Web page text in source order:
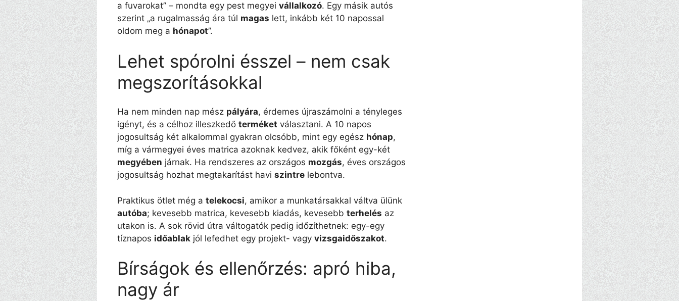
a fuvarokat” – mondta egy pest megyei vállalkozó. Egy másik autós
szerint „a rugalmasság ára túl magas lett, inkább két 10 napossal
oldom meg a hónapot”.
Lehet spórolni ésszel – nem csak
megszorításokkal
Ha nem minden nap mész pályára, érdemes újraszámolni a tényleges
igényt, és a célhoz illeszkedő terméket választani. A 10 napos
jogosultság két alkalommal gyakran olcsóbb, mint egy egész hónap,
míg a vármegyei éves matrica azoknak kedvez, akik főként egy-két
megyében járnak. Ha rendszeres az országos mozgás, éves országos
jogosultság hozhat megtakarítást havi szintre lebontva.
Praktikus ötlet még a telekocsi, amikor a munkatársakkal váltva ülünk
autóba; kevesebb matrica, kevesebb kiadás, kevesebb terhelés az
utakon is. A sok rövid útra váltogatók pedig időzíthetnek: egy-egy
tíznapos időablak jól lefedhet egy projekt- vagy vizsgaidőszakot.
Bírságok és ellenőrzés: apró hiba,
nagy ár